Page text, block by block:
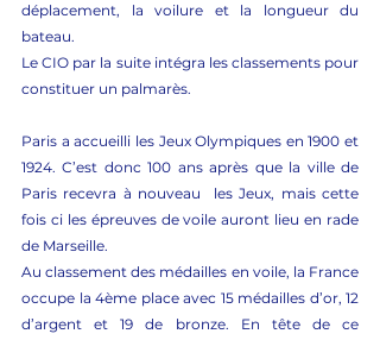
déplacement, la voilure et la longueur du
bateau.
Le CIO par la suite intégra les classements pour
constituer un palmarès.
Paris a accueilli les Jeux Olympiques en 1900 et
1924. C’est donc 100 ans après que la ville de
Paris recevra à nouveau  les Jeux, mais cette
fois ci les épreuves de voile auront lieu en rade
de Marseille.
Au classement des médailles en voile, la France
occupe la 4ème place avec 15 médailles d’or, 12
d’argent et 19 de bronze. En tête de ce